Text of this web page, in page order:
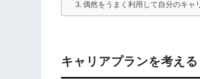
偶然をうまく利用して自分のキャ
キャリアプランを考え